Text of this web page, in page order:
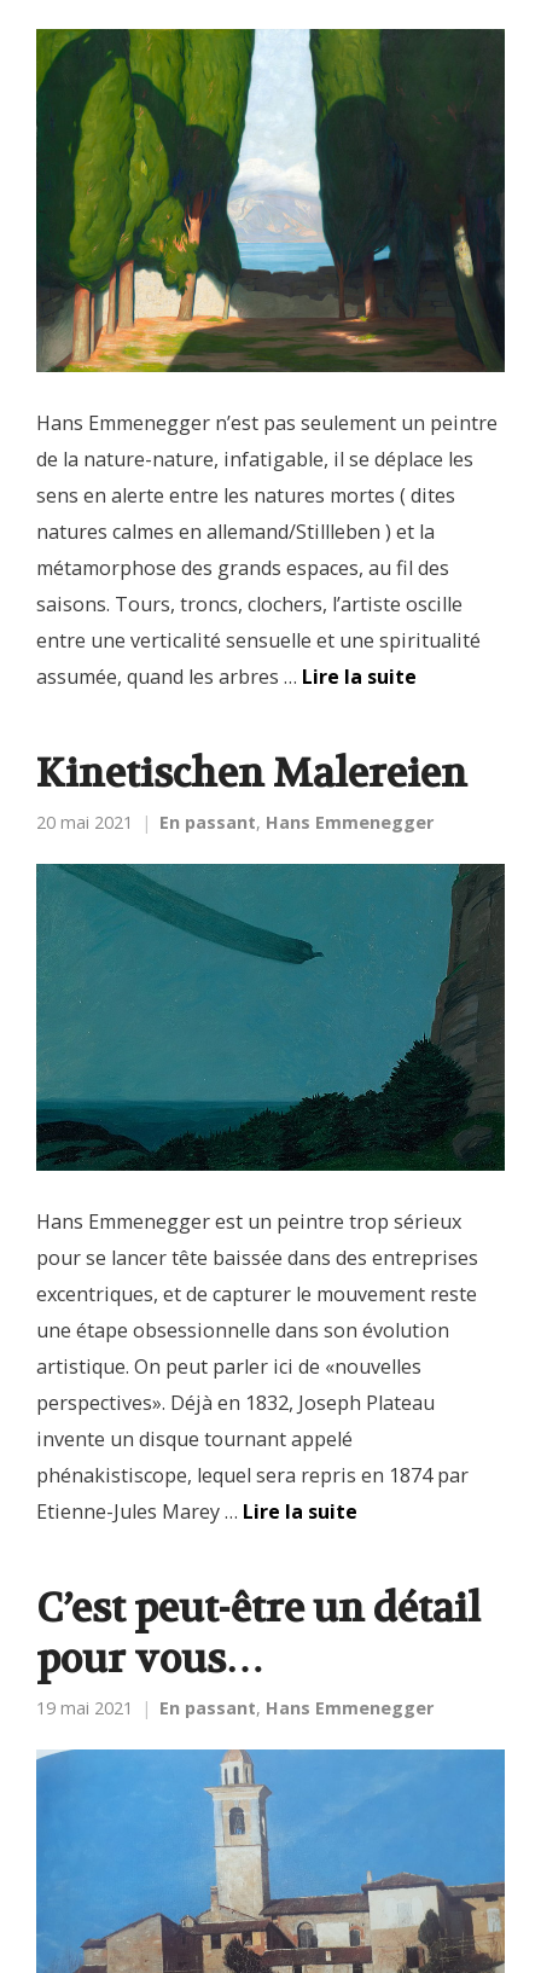
Hans Emmenegger n’est pas seulement un peintre
de la nature-nature, infatigable, il se déplace les
sens en alerte entre les natures mortes ( dites
natures calmes en allemand/Stillleben ) et la
métamorphose des grands espaces, au fil des
saisons. Tours, troncs, clochers, l’artiste oscille
entre une verticalité sensuelle et une spiritualité
assumée, quand les arbres … Lire la suite
Kinetischen Malereien
20 mai 2021 En passant, Hans Emmenegger
Hans Emmenegger est un peintre trop sérieux
pour se lancer tête baissée dans des entreprises
excentriques, et de capturer le mouvement reste
une étape obsessionnelle dans son évolution
artistique. On peut parler ici de «nouvelles
perspectives». Déjà en 1832, Joseph Plateau
invente un disque tournant appelé
phénakistiscope, lequel sera repris en 1874 par
Etienne-Jules Marey … Lire la suite
C’est peut-être un détail
pour vous…
19 mai 2021 En passant, Hans Emmenegger